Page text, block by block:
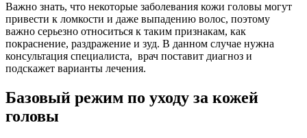
Важно знать, что некоторые заболевания кожи головы могут
привести к ломкости и даже выпадению волос, поэтому
важно серьезно относиться к таким признакам, как
покраснение, раздражение и зуд. В данном случае нужна
консультация специалиста, врач поставит диагноз и
подскажет варианты лечения.
Базовый режим по уходу за кожей
головы